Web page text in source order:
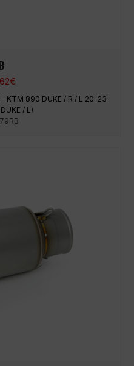
€
- KTM 890 DUKE / R / L 20-23
/ L)